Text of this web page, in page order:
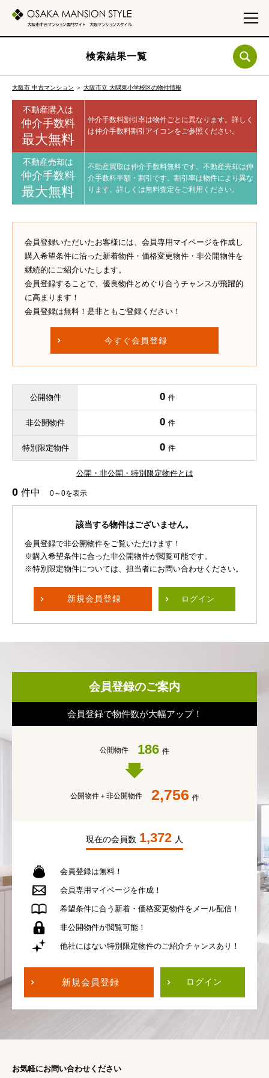
検索結果一覧
大阪市 中古マンション ＞ 大阪市立 大隅東小学校区の物件情報
不動産購入は
仲介手数料
最大無料
仲介手数料割引率は物件ごとに異なります。 詳しく
は仲介手数料割引アイコンをご参照ください。
不動産売却は
仲介手数料
最大無料
不動産買取は仲介手数料無料です。 不動産売却は仲
介手数料半額・割引です。 割引率は物件により異な
ります。 詳しくは無料査定をご利用ください。
会員登録いただいたお客様には、会員専用マイページを作成し
購入希望条件に沿った新着物件・価格変更物件・非公開物件を
継続的にご紹介いたします。
会員登録することで、優良物件とめぐり合うチャンスが飛躍的
に高まります！
会員登録は無料！是非ともご登録ください！
今すぐ会員登録
公開物件 0 件
非公開物件 0 件
特別限定物件 0 件
公開・非公開・特別限定物件とは
0 件中 0～0を表示
該当する物件はございません。
会員登録で非公開物件をご覧いただけます！
※購入希望条件に合った非公開物件が閲覧可能です。
※特別限定物件については、担当者にお問い合わせください。
新規会員登録 ログイン
会員登録のご案内
会員登録で物件数が大幅アップ！
公開物件 186 件
公開物件＋非公開物件 2,756 件
現在の会員数 1,372 人
会員登録は無料！
会員専用 マイページを作成！
希望条件に合う 新着・価格変更物件を メール配信！
非公開物件が閲覧可能！
他社にはない特別限定物件のご紹介チャンスあり！
新規会員登録 ログイン
お気軽にお問い合わせください